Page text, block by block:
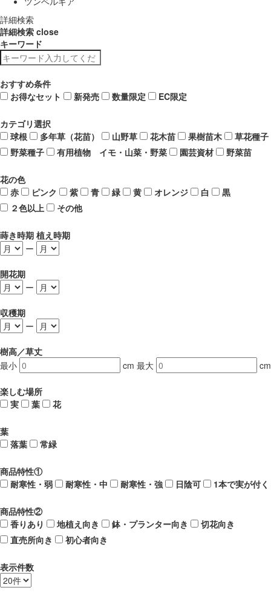
詳細検索
詳細検索 close
キーワード
おすすめ条件
お得なセット
新発売 数量限定 EC限定
カテゴリ選択
球根
多年草（花苗） 山野草 花木苗 果樹苗木
草花種子
野菜種子
有用植物 イモ・山菜・野菜 園芸資材 野菜苗
花の色
赤
ピンク 紫 青 緑 黄 オレンジ 白
黒
２色以上
その他
蒔き時期 植え時期
ー
開花期
ー
収穫期
ー
樹高／草丈
最小
cm 最大 cm
楽しむ場所
実
葉 花
葉
落葉
常緑
商品特性①
耐寒性・弱
耐寒性・中 耐寒性・強 日陰可 1本で実が付く
商品特性②
香りあり
地植え向き 鉢・プランター向き
切花向き
直売所向き
初心者向き
表示件数